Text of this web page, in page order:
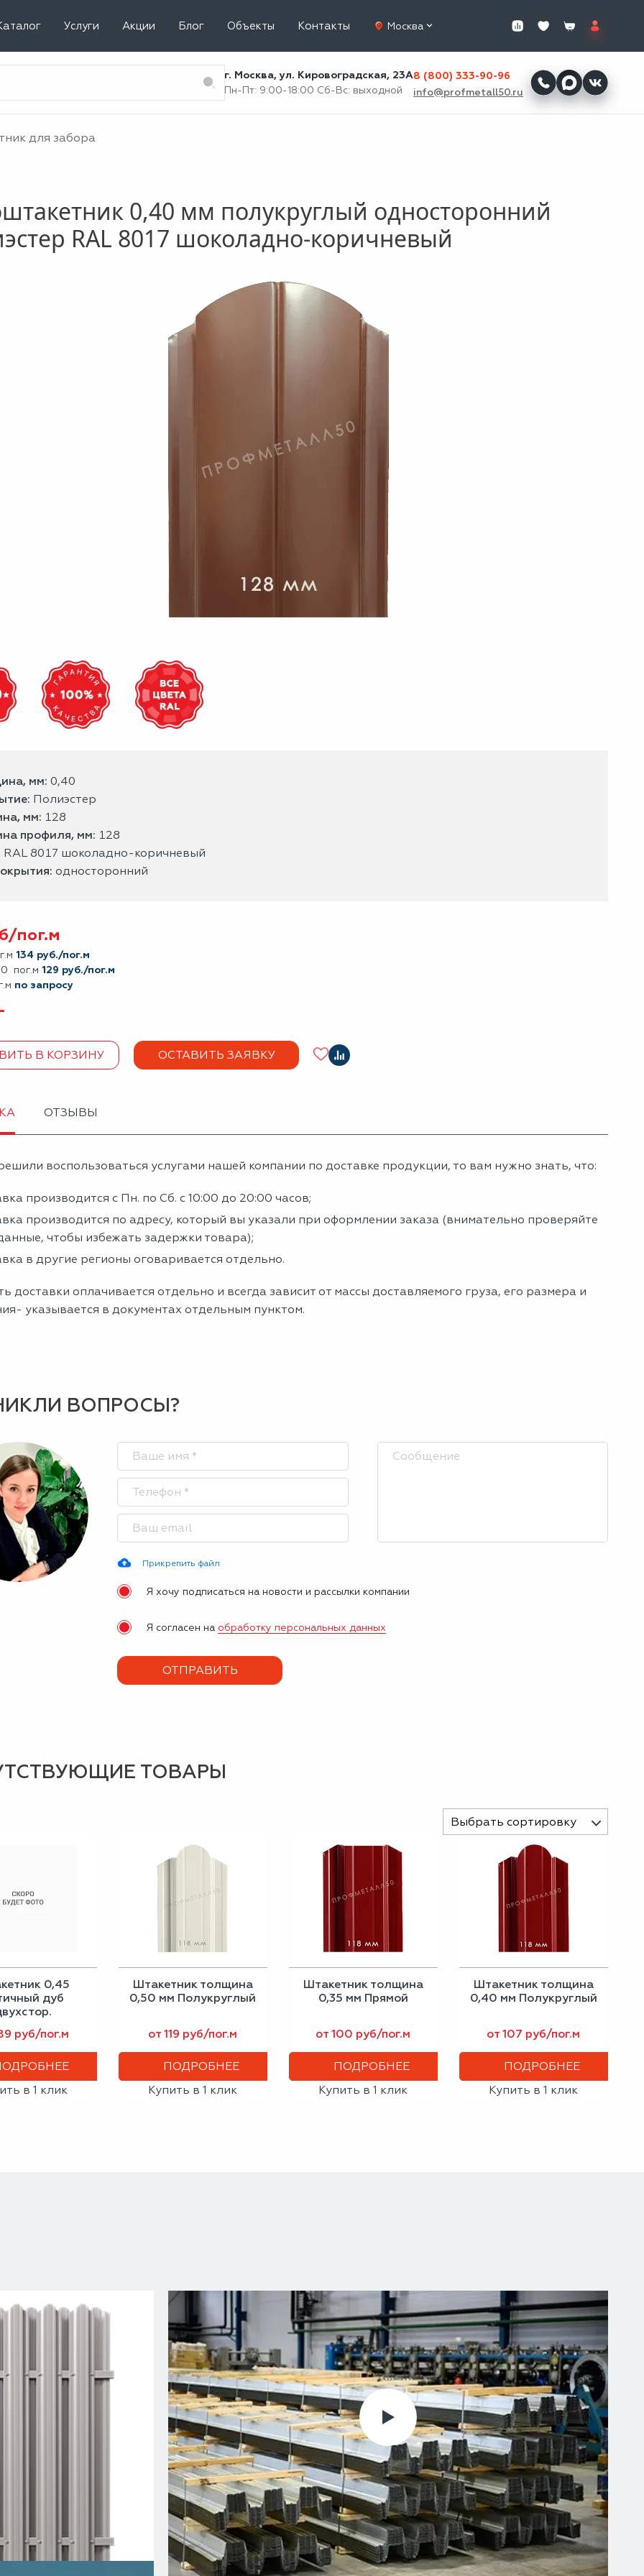
Услуги Акции Блог Объекты Контакты Москва
г. Москва, ул. Кировоградская, 23А
Пн-Пт: 9:00-18:00 Сб-Вс: выходной
8 (800) 333-90-96
info@profmetall50.ru
для забора
0,40 мм полукруглый односторонний
RAL 8017 шоколадно-коричневый
мм: 0,40
Полиэстер
мм: 128
профиля, мм: 128
RAL 8017 шоколадно-коричневый
односторонний
пог.м
134 руб./пог.м
пог.м 129 руб./пог.м
по запросу
В КОРЗИНУ ОСТАВИТЬ ЗАЯВКУ
ОТЗЫВЫ
воспользоваться услугами нашей компании по доставке продукции, то вам нужно знать, что:
производится с Пн. по Сб. с 10:00 до 20:00 часов;
производится по адресу, который вы указали при оформлении заказа (внимательно проверяйте
чтобы избежать задержки товара);
в другие регионы оговаривается отдельно.
доставки оплачивается отдельно и всегда зависит от массы доставляемого груза, его размера и
указывается в документах отдельным пунктом.
ВОПРОСЫ?
Прикрепить файл
Я хочу подписаться на новости и рассылки компании
Я согласен на обработку персональных данных
ТОВАРЫ
Выбрать сортировку
0,45
дуб
руб/пог.м
в 1 клик
Штакетник толщина
0,50 мм Полукруглый
от 119 руб/пог.м
ПОДРОБНЕЕ
Купить в 1 клик
Штакетник толщина
0,35 мм Прямой
от 100 руб/пог.м
ПОДРОБНЕЕ
Купить в 1 клик
Штакетник толщина
0,40 мм Полукруглый
от 107 руб/пог.м
ПОДРОБНЕЕ
Купить в 1 клик